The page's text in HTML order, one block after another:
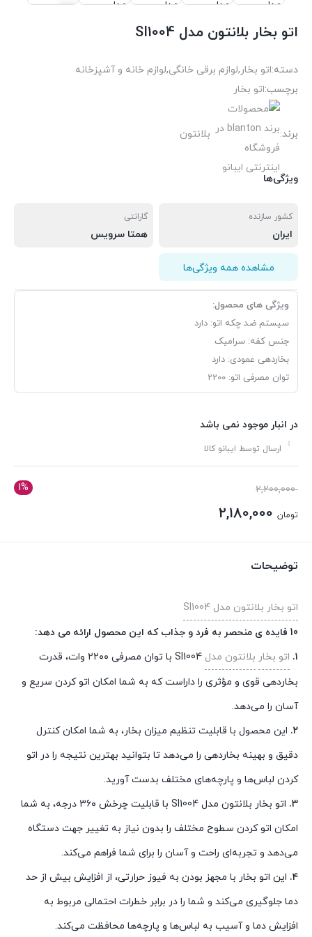
اتو بخار بلانتون مدل SI1004
دسته:اتو بخار,لوازم برقی خانگی,لوازم خانه و آشپزخانه
برچسب:اتو بخار
برند: بلانتون
ویژگی‌ها
کشور سازنده
ایران
گارانتی
همتا سرویس
مشاهده همه ویژگی‌ها
ویژگی های محصول:
سیستم ضد چکه اتو: دارد
جنس کفه: سرامیک
بخاردهی عمودی: دارد
توان مصرفی اتو: 2200
در انبار موجود نمی باشد
ارسال توسط ایبانو کالا
1% 2,200,000
قیمت
اصلی:
تومان
تومان 2,180,000.
توضیحات
اتو بخار بلانتون مدل SI1004
10 فایده ی منحصر به فرد و ج
ذاب که این محصول ارائه می دهد:
۱. اتو بخار بلانتون مدل
SI1004 با توان مصرفی ۲۲۰۰ وات، قدرت
بخاردهی قوی و مؤثری را داراست که به شما امکان اتو کردن سریع و
آسان را می‌دهد.
۲. این محصول با قابلیت تنظیم میزان بخار، به شما امکان کنترل
دقیق و بهینه بخاردهی را می‌دهد تا بتوانید بهترین نتیجه را در اتو
کردن لباس‌ها و پارچه‌های مختلف بدست آورید.
۳.
اتو بخار بلانتون مدل SI1004 با قابلیت چرخش ۳۶۰ درجه، به شما
امکان اتو کردن سطوح مختلف را بدون نیاز به تغییر جهت دستگاه
می‌دهد و تجربه‌ای راحت و آسان را برای شما فراهم می‌کند.
۴. این اتو بخار با مجهز بودن به فیوز حرارتی، از افزایش بیش از حد
دما جلوگیری می‌کند و شما را در برابر خطرات احتمالی مربوط به
افزایش دما و آسیب به لباس‌ها و پارچه‌ها محافظت می‌کند.